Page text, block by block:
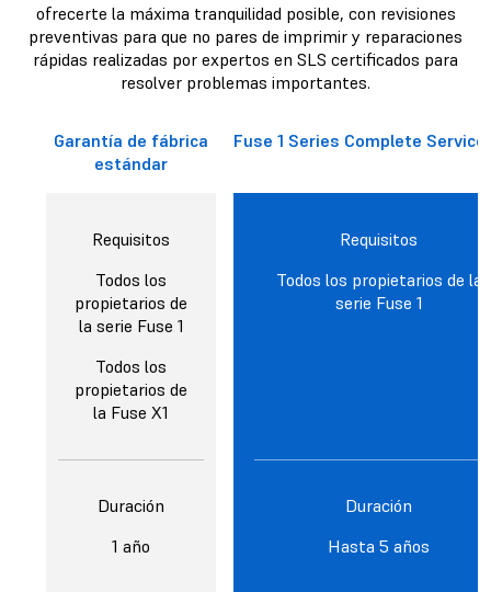
ofrecerte la máxima tranquilidad posible, con revisiones
preventivas para que no pares de imprimir y reparaciones
rápidas realizadas por expertos en SLS certificados para
resolver problemas importantes.
Garantía de fábrica
estándar
Requisitos
Todos los
propietarios de
la serie Fuse 1
Todos los
propietarios de
la Fuse X1
Duración
1 año
Fuse 1 Series Complete Service
Requisitos
Todos los propietarios de la
serie Fuse 1
Duración
Hasta 5 años